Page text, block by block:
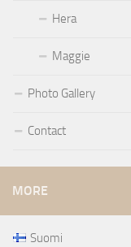
Hera
Maggie
Photo Gallery
Contact
MORE
Suomi